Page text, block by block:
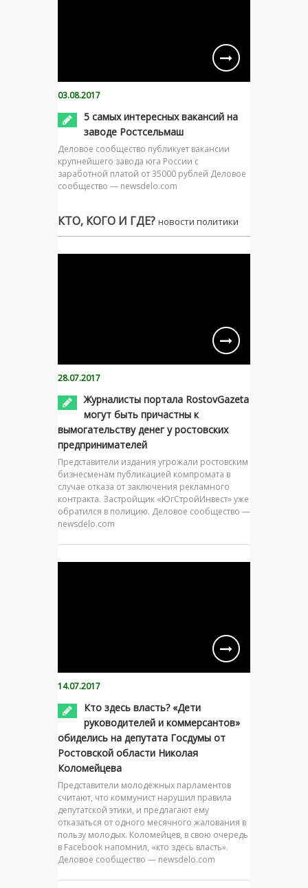
03.08.2017
5 самых интересных вакансий на
заводе Ростсельмаш
Деловое сообщество публикует вакансии
крупнейшего завода юга России с
заработной платой от 35000 рублей Деловое
сообщество — newsdelo.com
КТО, КОГО И ГДЕ? новости политики
28.07.2017
Журналисты портала RostovGazeta
могут быть причастны к
вымогательству денег у ростовских
предпринимателей
Представители издания угрожали ростовским
бизнесменам публикацией компромата в
случае отказа от заключения рекламного
контракта. Застройщик «ЮгСтройИнвест» уже
обратился в полицию. Деловое сообщество —
newsdelo.com
14.07.2017
Кто здесь власть? «Дети
руководителей и коммерсантов»
обиделись на депутата Госдумы от
Ростовской области Николая
Коломейцева
Представители молодёжных парламентов
считают, что коммунист нарушил правила
депутатской этики, и предлагают ему
отказаться от одного месячного жалования в
пользу молодых. Коломейцев, в свою очередь
в Facebook напомнил, «кто здесь власть».
Деловое сообщество — newsdelo.com